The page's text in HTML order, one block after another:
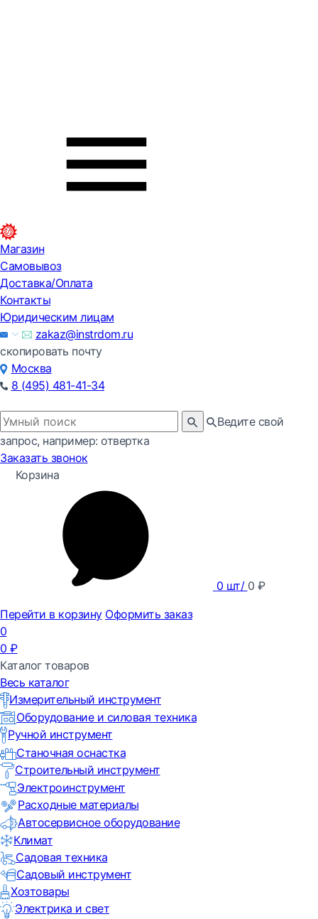
Магазин
Самовывоз
Доставка/Оплата
Контакты
Юридическим лицам
zakaz@instrdom.ru
скопировать почту
Москва
8 (495) 481-41-34
Ведите свой
запрос, например: отвертка
Заказать звонок
Корзина
0 шт/ 0 ₽
Перейти в корзину Оформить заказ
0
0 ₽
Каталог товаров
Весь каталог
Измерительный инструмент
Оборудование и силовая техника
Ручной инструмент
Станочная оснастка
Строительный инструмент
Электроинструмент
Расходные материалы
Автосервисное оборудование
Климат
Садовая техника
Садовый инструмент
Хозтовары
Электрика и свет